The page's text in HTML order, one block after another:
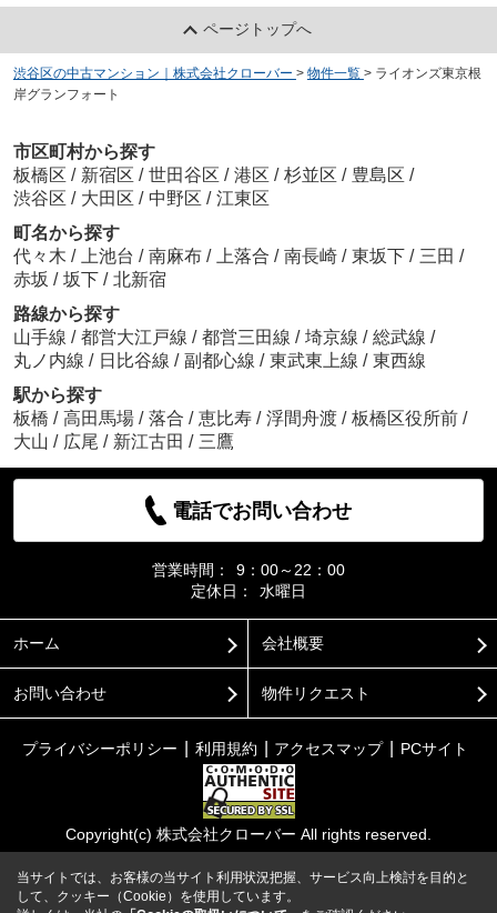
ページトップへ
渋谷区の中古マンション｜株式会社クローバー > 物件一覧 > ライオンズ東京根
岸グランフォート
市区町村から探す
板橋区 / 新宿区 / 世田谷区 / 港区 / 杉並区 / 豊島区 /
渋谷区 / 大田区 / 中野区 / 江東区
町名から探す
代々木 / 上池台 / 南麻布 / 上落合 / 南長崎 / 東坂下 / 三田 /
赤坂 / 坂下 / 北新宿
路線から探す
山手線 / 都営大江戸線 / 都営三田線 / 埼京線 / 総武線 /
丸ノ内線 / 日比谷線 / 副都心線 / 東武東上線 / 東西線
駅から探す
板橋 / 高田馬場 / 落合 / 恵比寿 / 浮間舟渡 / 板橋区役所前 /
大山 / 広尾 / 新江古田 / 三鷹
電話でお問い合わせ
営業時間：
9：00～22：00
定休日：
水曜日
ホーム 会社概要
お問い合わせ 物件リクエスト
プライバシーポリシー 利用規約 アクセスマップ PCサイト
Copyright(c) 株式会社クローバー All rights reserved.
当サイトでは、お客様の当サイト利用状況把握、サービス向上検討を目的と
して、クッキー（Cookie）を使用しています。